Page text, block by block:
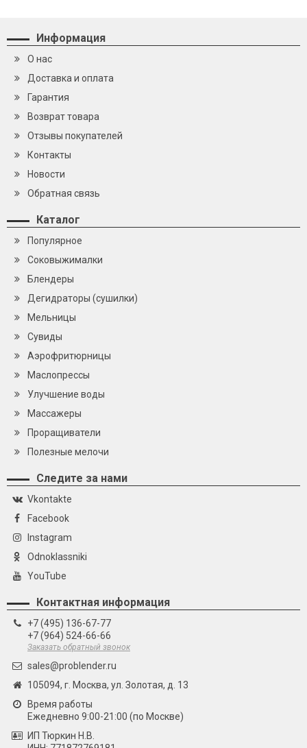
Информация
О нас
Доставка и оплата
Гарантия
Возврат товара
Отзывы покупателей
Контакты
Новости
Обратная связь
Каталог
Популярное
Cоковыжималки
Блендеры
Дегидраторы (сушилки)
Мельницы
Сувиды
Аэрофритюрницы
Маслопрессы
Улучшение воды
Массажеры
Проращиватели
Полезные мелочи
Следите за нами
Vkontakte
Facebook
Instagram
Odnoklassniki
YouTube
Контактная информация
+7 (495) 136-67-77
+7 (964) 524-66-66
Заказать обратный звонок
sales@problender.ru
105094, г. Москва, ул. Золотая, д. 13
Время работы
Ежедневно 9:00-21:00 (по Москве)
ИП Тюркин Н.В.